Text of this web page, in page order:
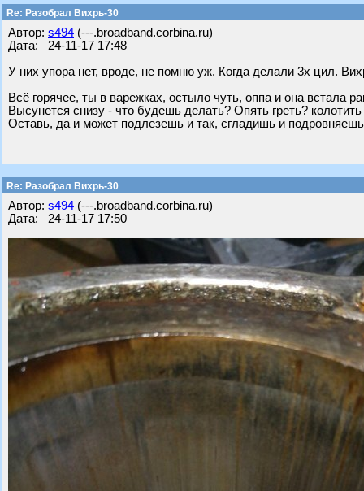
Re: Разобрал Вихрь-30
Автор: s494 (---.broadband.corbina.ru)
Дата: 24-11-17 17:48
У них упора нет, вроде, не помню уж. Когда делали 3х цил.
Всё горячее, ты в варежках, остыло чуть, оппа и она встала
Высунется снизу - что будешь делать? Опять греть?
Оставь, да и может подлезешь и так, сгладишь и
Re: Разобрал Вихрь-30
Автор: s494 (---.broadband.corbina.ru)
Дата: 24-11-17 17:50